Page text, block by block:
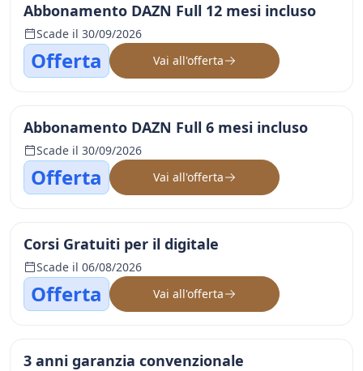
Abbonamento DAZN Full 12 mesi incluso
Scade il 30/09/2026
Offerta Vai all'offerta
Abbonamento DAZN Full 6 mesi incluso
Scade il 30/09/2026
Offerta Vai all'offerta
Corsi Gratuiti per il digitale
Scade il 06/08/2026
Offerta Vai all'offerta
3 anni garanzia convenzionale